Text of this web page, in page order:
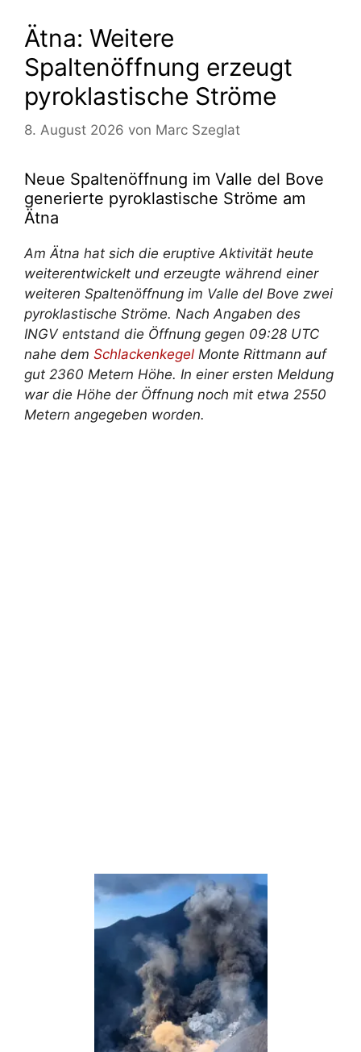
Ätna: Weitere
Spaltenöffnung erzeugt
pyroklastische Ströme
8. August 2026 von Marc Szeglat
Neue Spaltenöffnung im Valle del Bove
generierte pyroklastische Ströme am
Ätna
Am Ätna hat sich die eruptive Aktivität heute
weiterentwickelt und erzeugte während einer
weiteren Spaltenöffnung im Valle del Bove zwei
pyroklastische Ströme. Nach Angaben des
INGV entstand die Öffnung gegen 09:28 UTC
nahe dem Schlackenkegel Monte Rittmann auf
gut 2360 Metern Höhe. In einer ersten Meldung
war die Höhe der Öffnung noch mit etwa 2550
Metern angegeben worden.